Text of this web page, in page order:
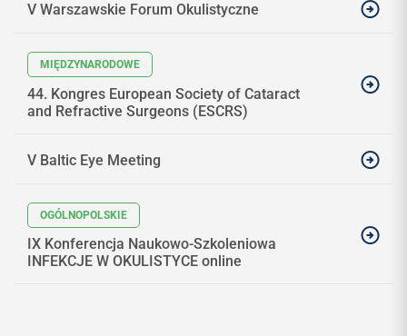
V Warszawskie Forum Okulistyczne
44. Kongres European Society of Cataract
and Refractive Surgeons (ESCRS)
V Baltic Eye Meeting
IX Konferencja Naukowo-Szkoleniowa
INFEKCJE W OKULISTYCE online